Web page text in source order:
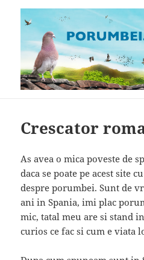
Crescator
As avea o mica poveste de
daca se poate pe acest site
despre porumbei. Sunt de
ani in Spania, imi plac
mic, tatal meu are si stand
curios ce fac si cum e viata